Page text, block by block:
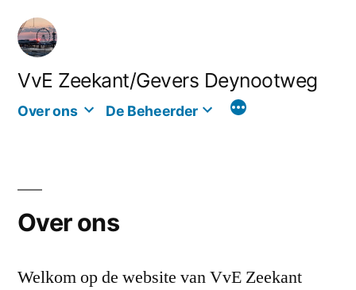
naar
inhoud
VvE Zeekant/Gevers Deynootweg
Over ons De Beheerder
Over ons
Welkom op de website van VvE Zeekant